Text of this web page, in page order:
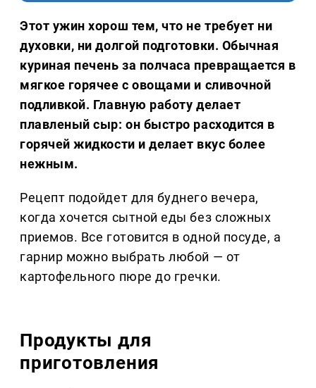
Этот ужин хорош тем, что не требует ни
духовки, ни долгой подготовки. Обычная
куриная печень за полчаса превращается в
мягкое горячее с овощами и сливочной
подливкой. Главную работу делает
плавленый сыр: он быстро расходится в
горячей жидкости и делает вкус более
нежным.
Рецепт подойдет для буднего вечера,
когда хочется сытной еды без сложных
приемов. Все готовится в одной посуде, а
гарнир можно выбрать любой — от
картофельного пюре до гречки.
Продукты для
приготовления